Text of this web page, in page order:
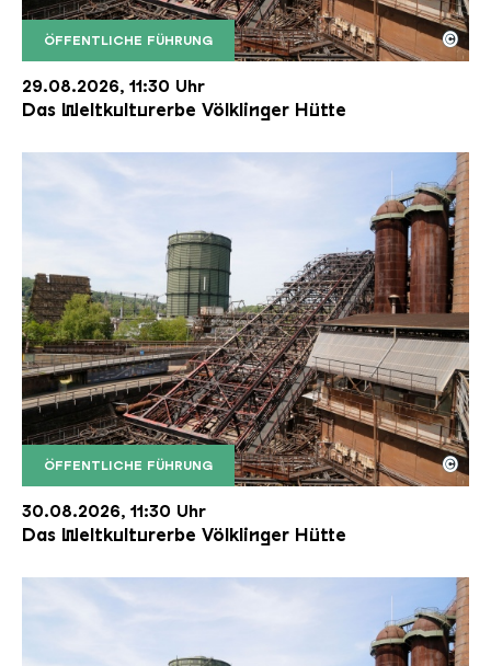
ÖFFENTLICHE FÜHRUNG
Der Erzschrägaufzug der Völklinger Hütte mit
Copyright: Weltkulturerbe Völklinger Hütte | Karl
©
29.08.2026, 11:30 Uhr
Das Weltkulturerbe Völklinger Hütte
ÖFFENTLICHE FÜHRUNG
Der Erzschrägaufzug der Völklinger Hütte mit
Copyright: Weltkulturerbe Völklinger Hütte | Karl
©
30.08.2026, 11:30 Uhr
Das Weltkulturerbe Völklinger Hütte